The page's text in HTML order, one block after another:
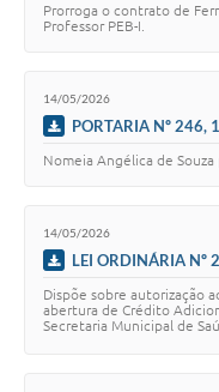
Prorroga o contrato de
Professor PEB-I.
14/05/2026
PORTARIA Nº 246,
Nomeia Angélica de
14/05/2026
LEI ORDINÁRIA Nº
Dispõe sobre autorização
abertura de Crédito
Secretaria Municipal de